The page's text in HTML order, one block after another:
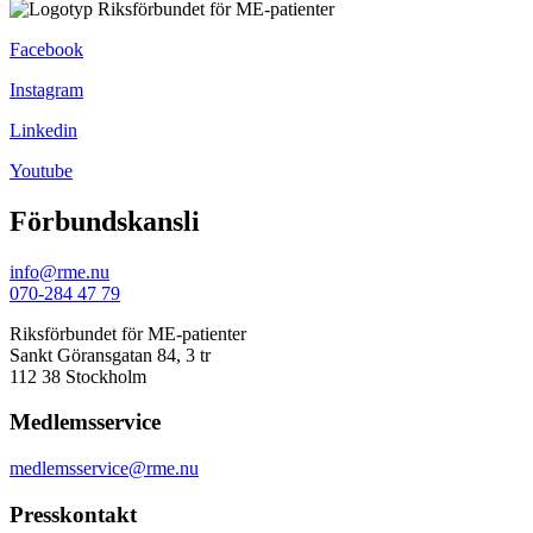
Facebook
Instagram
Linkedin
Youtube
Förbundskansli
info@rme.nu
070-284 47 79
Riksförbundet för ME-patienter
Sankt Göransgatan 84, 3 tr
112 38 Stockholm
Medlemsservice
medlemsservice@rme.nu
Presskontakt